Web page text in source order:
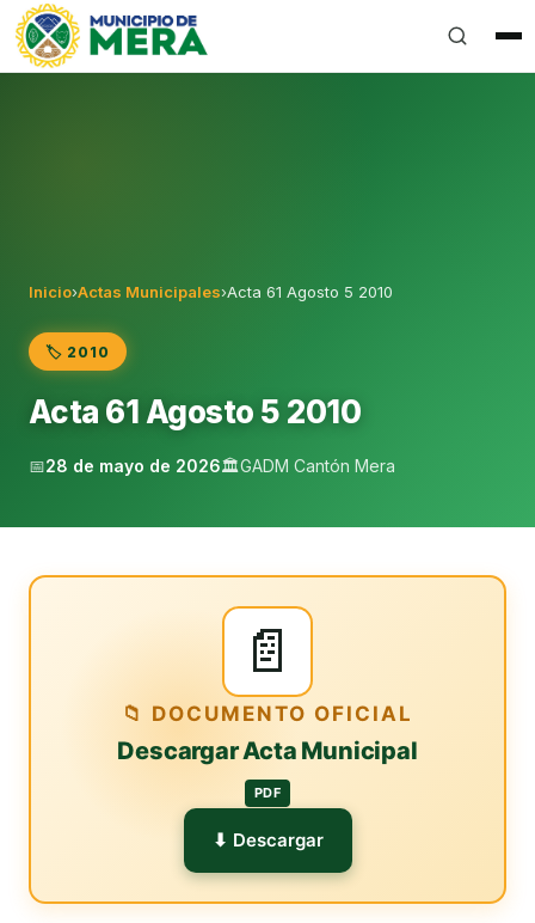
Gobierno Autónomo Descentralizado Municipal del
Inicio›Actas Municipales›Acta 61 Agosto 5 2010
🏷️ 2010
Acta 61 Agosto 5 2010
📅28 de mayo de 2026🏛️GADM Cantón Mera
📄
📁 DOCUMENTO OFICIAL
Descargar Acta Municipal
PDF
⬇ Descargar